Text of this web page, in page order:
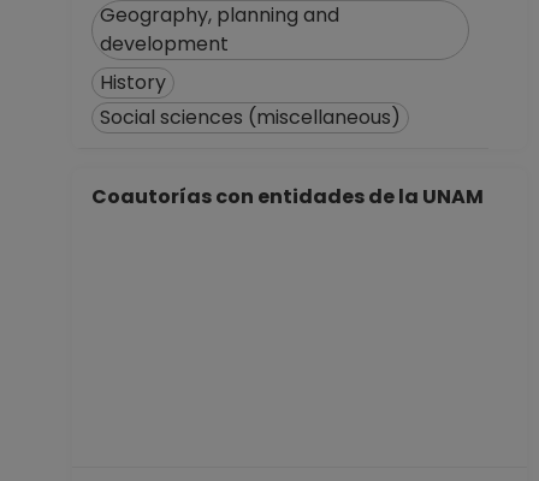
Geography, planning and
development
History
Social sciences (miscellaneous)
Coautorías con entidades de la UNAM